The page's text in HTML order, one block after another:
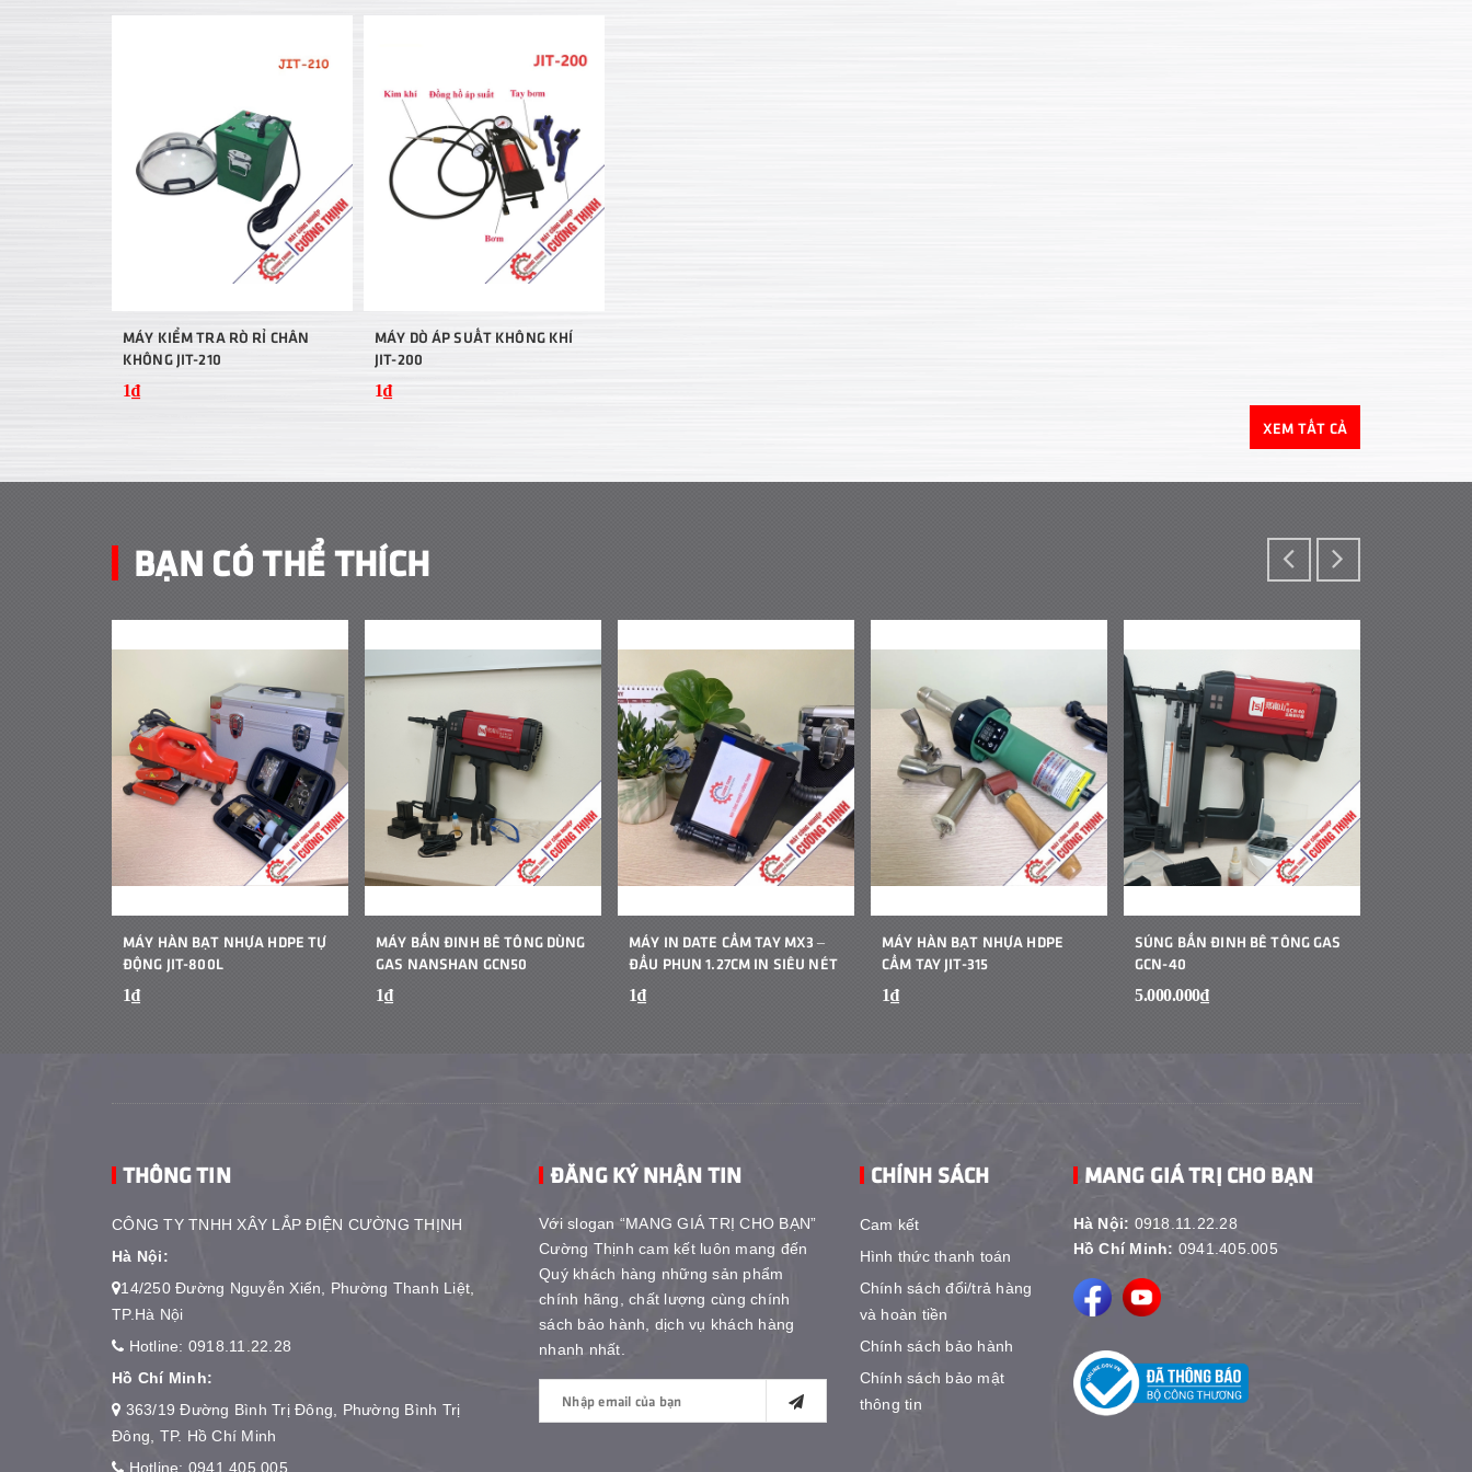
MÁY KIỂM TRA RÒ RỈ CHÂN
KHÔNG JIT-210
1₫
MÁY DÒ ÁP SUẤT KHÔNG KHÍ
JIT-200
1₫
XEM TẤT CẢ
BẠN CÓ THỂ THÍCH
MÁY HÀN BẠT NHỰA HDPE TỰ
ĐỘNG JIT-800L
1₫
MÁY BẮN ĐINH BÊ TÔNG DÙNG
GAS NANSHAN GCN50
1₫
MÁY IN DATE CẦM TAY MX3 –
ĐẦU PHUN 1.27CM IN SIÊU NÉT
1₫
MÁY HÀN BẠT NHỰA HDPE
CẦM TAY JIT-315
1₫
SÚNG BẮN ĐINH BÊ TÔNG GAS
GCN-40
5.000.000₫
THÔNG TIN
CÔNG TY TNHH XÂY LẮP ĐIỆN CƯỜNG THỊNH
Hà Nội:
14/250 Đường Nguyễn Xiển, Phường Thanh Liệt,
TP.Hà Nội
Hotline: 0918.11.22.28
Hồ Chí Minh:
363/19 Đường Bình Trị Đông, Phường Bình Trị
Đông, TP. Hồ Chí Minh
Hotline: 0941.405.005
ĐĂNG KÝ NHẬN TIN
Với slogan “MANG GIÁ TRỊ CHO BẠN”
Cường Thịnh cam kết luôn mang đến
Quý khách hàng những sản phẩm
chính hãng, chất lượng cùng chính
sách bảo hành, dịch vụ khách hàng
nhanh nhất.
CHÍNH SÁCH
Cam kết
Hình thức thanh toán
Chính sách đổi/trả hàng
và hoàn tiền
Chính sách bảo hành
Chính sách bảo mật
thông tin
MANG GIÁ TRỊ CHO BẠN
Hà Nội: 0918.11.22.28
Hồ Chí Minh: 0941.405.005